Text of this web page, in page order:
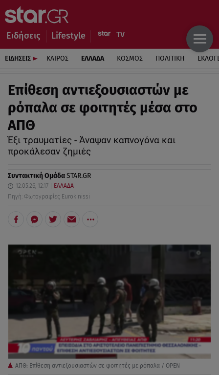
Ειδήσεις Lifestyle
ΕΙΔΗΣΕΙΣ ΚΑΙΡΟΣ ΕΛΛΑΔΑ ΚΟΣΜΟΣ ΠΟΛΙΤΙΚΗ
Επίθεση αντιεξουσιαστών με
ρόπαλα σε φοιτητές μέσα στο
ΑΠΘ
Έξι τραυματίες - Άναψαν καπνογόνα και
προκάλεσαν ζημιές
Συντακτική ΟμάδαSTAR.GR
12.05.26, 12:17
ΕΛΛΑΔΑ
Πηγή: Φωτογραφίες Eurokinissi
ΑΠΘ: Επίθεση αντιεξουσιαστών σε φοιτητές με ρόπαλα / ΟPEN